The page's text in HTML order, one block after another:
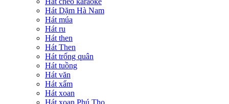
Hát Dặm Hà Nam
Hát múa
Hát ru
Hát then
Hát Then
Hát trống quân
Hát tuồng
Hát văn
Hát xẩm
Hát xoan
Hát xoan Phú Thọ